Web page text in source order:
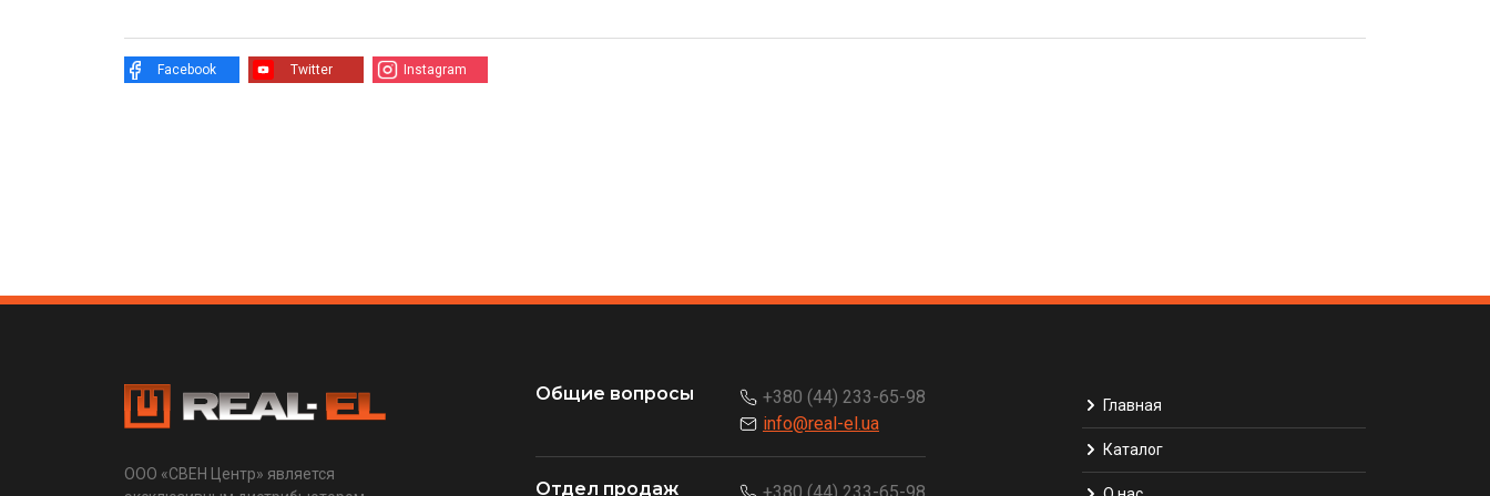
Facebook Twitter Instagram
ООО «СВЕН Центр» является
Общие вопросы
+380 (44) 233-65-98
info@real-el.ua
Отдел продаж +380 (44) 233-65-98
Главная
Каталог